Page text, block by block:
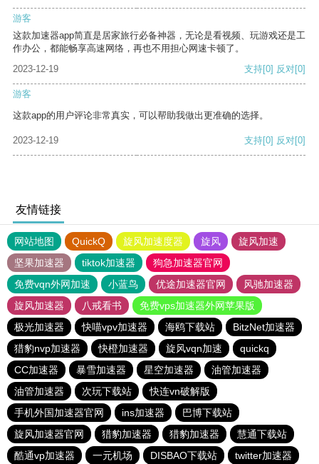
游客
这款加速器app简直是居家旅行必备神器，无论是看视频、玩游戏还是工
作办公，都能畅享高速网络，再也不用担心网速卡顿了。
2023-12-19
支持[0] 反对[0]
游客
这款app的用户评论非常真实，可以帮助我做出更准确的选择。
2023-12-19 支持[0] 反对[0]
友情链接
网站地图 QuickQ 旋风加速度器 旋风
旋风加速
坚果加速器
tiktok加速器
狗急加速器官网
免费vqn外网加速
小蓝鸟 优途加速器官网
风驰加速器
旋风加速器
八戒看书
免费vps加速器外网苹果版
极光加速器
快喵vpv加速器 海鸥下载站
BitzNet加速器
猎豹nvp加速器
快橙加速器 旋风vqn加速
quickq
CC加速器
暴雪加速器 星空加速器
油管加速器
油管加速器
次玩下载站
快连vn破解版
手机外国加速器官网
ins加速器
巴博下载站
旋风加速器官网
猎豹加速器 猎豹加速器
慧通下载站
酷通vp加速器
一元机场 DISBAO下载站 twitter加速器